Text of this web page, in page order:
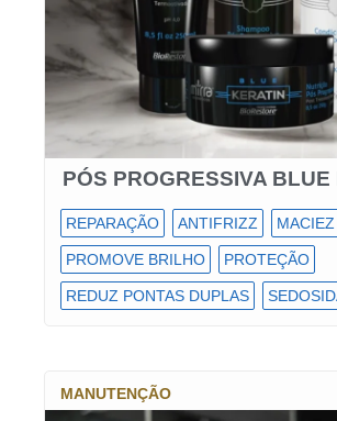
PÓS PROGRESSIVA BLUE
REPARAÇÃO ANTIFRIZZ MACIEZ
PROMOVE BRILHO PROTEÇÃO
REDUZ PONTAS DUPLAS
MANUTENÇÃO